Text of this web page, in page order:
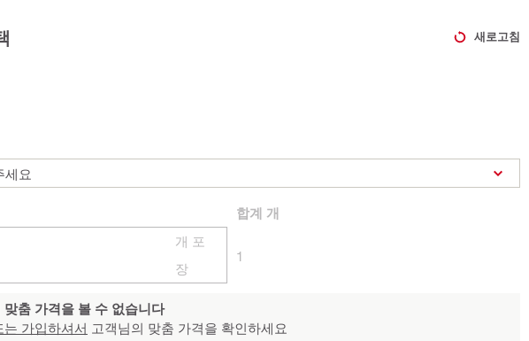
새로고침
세요
개 포
장
합계 개
1
맞춤 가격을 볼 수 없습니다
는 가입하셔서 고객님의 맞춤 가격을 확인하세요